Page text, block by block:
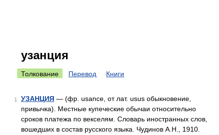
узанция
Толкование Перевод Книги
1 УЗАНЦИЯ — (фр. usance, от лат. usus обыкновение,
привычка). Местные купеческие обычаи относительно
сроков платежа по векселям. Словарь иностранных слов,
вошедших в состав русского языка. Чудинов А.Н., 1910.